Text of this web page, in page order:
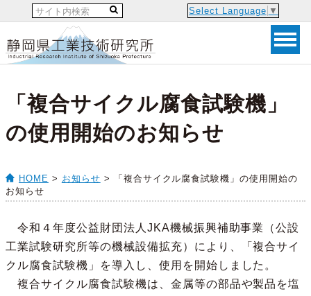
Select Language ▼
「複合サイクル腐食試験機」
の使用開始のお知らせ
HOME > お知らせ > 「複合サイクル腐食試験機」の使用開始の
お知らせ
令和４年度公益財団法人JKA機械振興補助事業（公設
工業試験研究所等の機械設備拡充）により、「複合サイ
クル腐食試験機」を導入し、使用を開始しました。
複合サイクル腐食試験機は、金属等の部品や製品を塩